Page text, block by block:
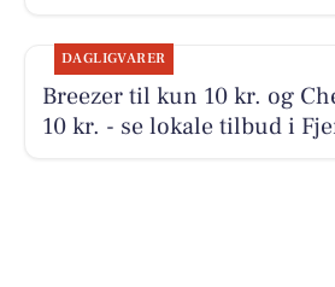
DAGLIGVARER
Breezer til kun 10 kr. og
10 kr. - se lokale tilbud i